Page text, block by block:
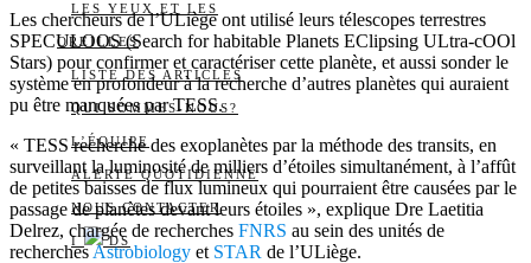
LES YEUX ET LES
OREILLES
LISTE DES ARTICLES
QUI SOMMES-NOUS?
L’ÉQUIPE
ALERTE QUOTIDIENNE
NOUS CONTACTER
I DS
Les chercheurs de l’ULiège ont utilisé leurs télescopes terrestres
SPECULOOS (Search for habitable Planets EClipsing ULtra-cOOl
Stars) pour confirmer et caractériser cette planète, et aussi sonder le
système en profondeur à la recherche d’autres planètes qui auraient
pu être manquées par TESS.
« TESS recherche des exoplanètes par la méthode des transits, en
surveillant la luminosité de milliers d’étoiles simultanément, à l’affût
de petites baisses de flux lumineux qui pourraient être causées par le
passage de planètes devant leurs étoiles », explique Dre Laetitia
Delrez, chargée de recherches FNRS au sein des unités de
recherchesAstrobiology et STAR de l’ULiège.